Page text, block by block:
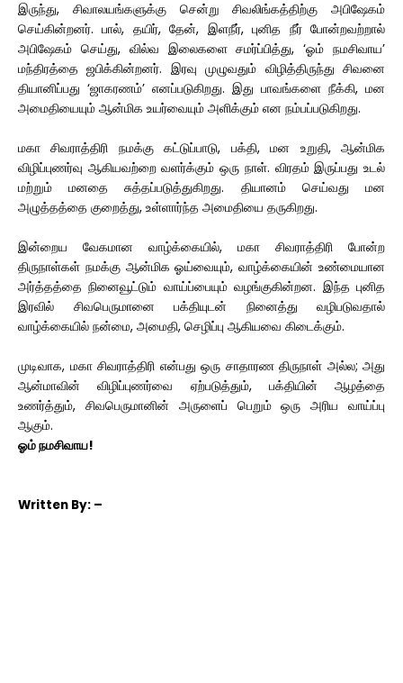
இருந்து, சிவாலயங்களுக்கு சென்று சிவலிங்கத்திற்கு அபிஷேகம்
செய்கின்றனர். பால், தயிர், தேன், இளநீர், புனித நீர் போன்றவற்றால்
அபிஷேகம் செய்து, வில்வ இலைகளை சமர்ப்பித்து, ‘ஓம் நமசிவாய’
மந்திரத்தை ஜபிக்கின்றனர். இரவு முழுவதும் விழித்திருந்து சிவனை
தியானிப்பது ‘ஜாகரணம்’ எனப்படுகிறது. இது பாவங்களை நீக்கி, மன
அமைதியையும் ஆன்மிக உயர்வையும் அளிக்கும் என நம்பப்படுகிறது.
மகா சிவராத்திரி நமக்கு கட்டுப்பாடு, பக்தி, மன உறுதி, ஆன்மிக
விழிப்புணர்வு ஆகியவற்றை வளர்க்கும் ஒரு நாள். விரதம் இருப்பது உடல்
மற்றும் மனதை சுத்தப்படுத்துகிறது. தியானம் செய்வது மன
அழுத்தத்தை குறைத்து, உள்ளார்ந்த அமைதியை தருகிறது.
இன்றைய வேகமான வாழ்க்கையில், மகா சிவராத்திரி போன்ற
திருநாள்கள் நமக்கு ஆன்மிக ஓய்வையும், வாழ்க்கையின் உண்மையான
அர்த்தத்தை நினைவூட்டும் வாய்ப்பையும் வழங்குகின்றன. இந்த புனித
இரவில் சிவபெருமானை பக்தியுடன் நினைத்து வழிபடுவதால்
வாழ்க்கையில் நன்மை, அமைதி, செழிப்பு ஆகியவை கிடைக்கும்.
முடிவாக, மகா சிவராத்திரி என்பது ஒரு சாதாரண திருநாள் அல்ல; அது
ஆன்மாவின் விழிப்புணர்வை ஏற்படுத்தும், பக்தியின் ஆழத்தை
உணர்த்தும், சிவபெருமானின் அருளைப் பெறும் ஒரு அரிய வாய்ப்பு
ஆகும்.
ஓம் நமசிவாய!
Written By: –